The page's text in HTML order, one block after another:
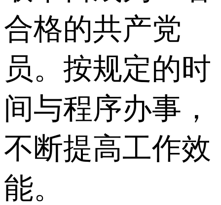
合格的共产党
员。按规定的时
间与程序办事，
不断提高工作效
能。